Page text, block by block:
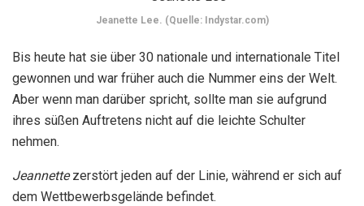
Jeanette Lee. (Quelle: Indystar.com)
Bis heute hat sie über 30 nationale und internationale Titel
gewonnen und war früher auch die Nummer eins der Welt.
Aber wenn man darüber spricht, sollte man sie aufgrund
ihres süßen Auftretens nicht auf die leichte Schulter
nehmen.
Jeannettezerstört jeden auf der Linie, während er sich auf
dem Wettbewerbsgelände befindet.